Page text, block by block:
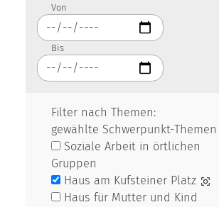
Von
Bis
Filter nach Themen:
gewählte Schwerpunkt-Themen [
Soziale Arbeit in örtlichen
Gruppen
Haus am Kufsteiner Platz
Haus für Mutter und Kind